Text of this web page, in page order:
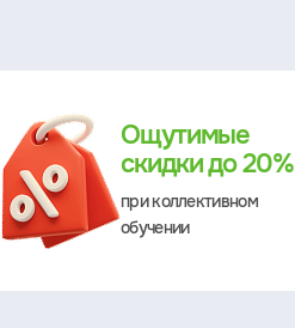
Ощутимые
скидки до 20%
при коллективном
обучении